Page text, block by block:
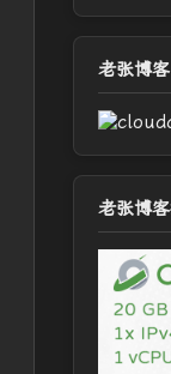
老张博
老张博